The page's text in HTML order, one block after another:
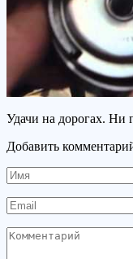
Удачи на дорогах. Ни
Добавить
Имя
Email
Комментарий